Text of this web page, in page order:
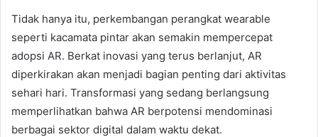
Tidak hanya itu, perkembangan perangkat wearable
seperti kacamata pintar akan semakin mempercepat
adopsi AR. Berkat inovasi yang terus berlanjut, AR
diperkirakan akan menjadi bagian penting dari aktivitas
sehari hari. Transformasi yang sedang berlangsung
memperlihatkan bahwa AR berpotensi mendominasi
berbagai sektor digital dalam waktu dekat.